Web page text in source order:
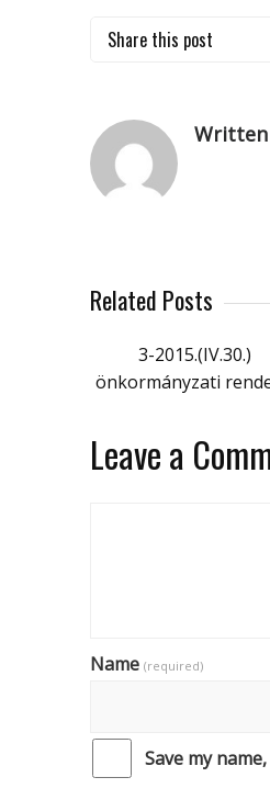
Share this post
Written
Related Posts
3-2015.(IV.30.)
önkormányzati
Leave a
Name (required)
Save my